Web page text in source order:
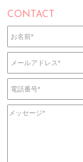
CONTACT